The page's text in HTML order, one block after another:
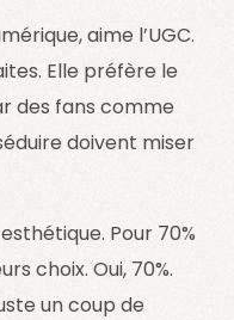
aime l’UGC.
Elle préfère le
des fans comme
doivent miser
Pour 70%
choix. Oui, 70%.
un coup de